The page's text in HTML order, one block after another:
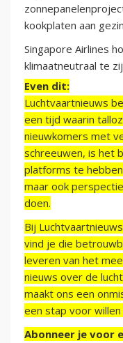
kookplaten aan
Singapore Airlines
klimaatneutraal te
Even dit:
Luchtvaartnieuws
een tijd waarin
nieuwkomers met
schreeuwen, is het
platforms te
maar ook
doen.
Bij
vind je die
leveren van het
nieuws over de
maakt ons een
een stap voor willen
Abonneer je voor